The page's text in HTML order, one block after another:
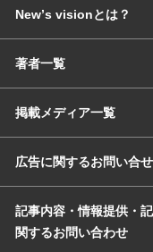
Newʼs visionとは？
著者一覧
掲載メディア一覧
広告に関するお問い合せ
記事内容・情報提供・
関するお問い合わせ